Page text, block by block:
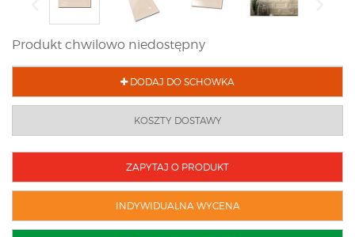
Produkt chwilowo niedostępny
DODAJ DO SCHOWKA
KOSZTY DOSTAWY
ZAPYTAJ O PRODUKT
INDYWIDUALNA WYCENA